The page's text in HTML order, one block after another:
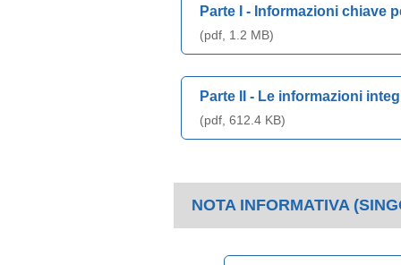
Parte I - Informazioni chiave
(pdf, 1.2 MB)
Parte II - Le informazioni
(pdf, 612.4 KB)
NOTA INFORMATIVA